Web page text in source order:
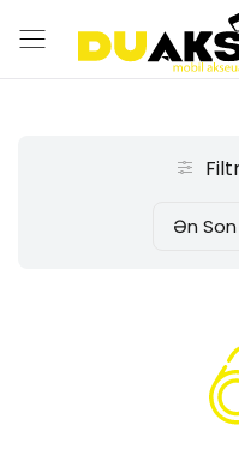
Ən Son